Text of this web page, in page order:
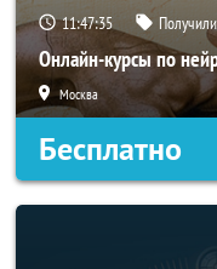
11:47:33
Онлайн-курсы по
Москва
Бесплатно